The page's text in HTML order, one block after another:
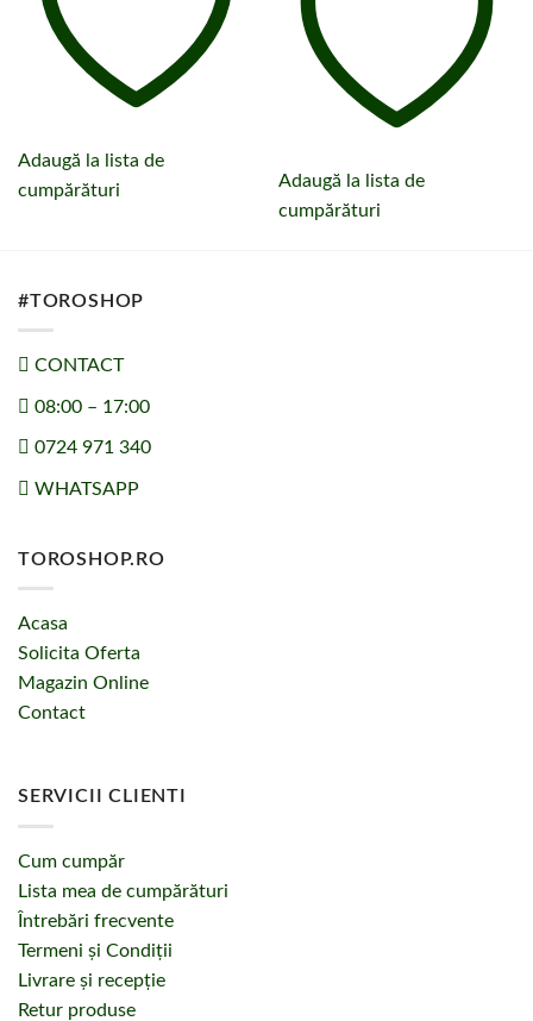
Adaugă la lista de
cumpărături
Adaugă la lista de
cumpărături
#TOROSHOP
CONTACT
08:00 – 17:00
0724 971 340
WHATSAPP
TOROSHOP.RO
Acasa
Solicita Oferta
Magazin Online
Contact
SERVICII CLIENTI
Cum cumpăr
Lista mea de cumpărături
Întrebări frecvente
Termeni și Condiții
Livrare și recepție
Retur produse